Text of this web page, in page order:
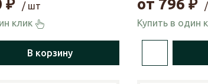
₽
/ шт
клик
В корзину
от 796 ₽
Купить в один